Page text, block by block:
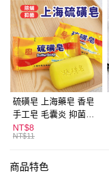
超商取貨付款
LINE Pay
Apple Pay
街口支付
悠遊付
ATM付款
全家取貨付款
硫磺皂 上海藥皂 香皂
手工皂 毛囊炎 抑菌除
蟎 清潔護膚 去油去痘
寵物皮膚病 狗狗貓咪
NT$8
NT$11
商品特色